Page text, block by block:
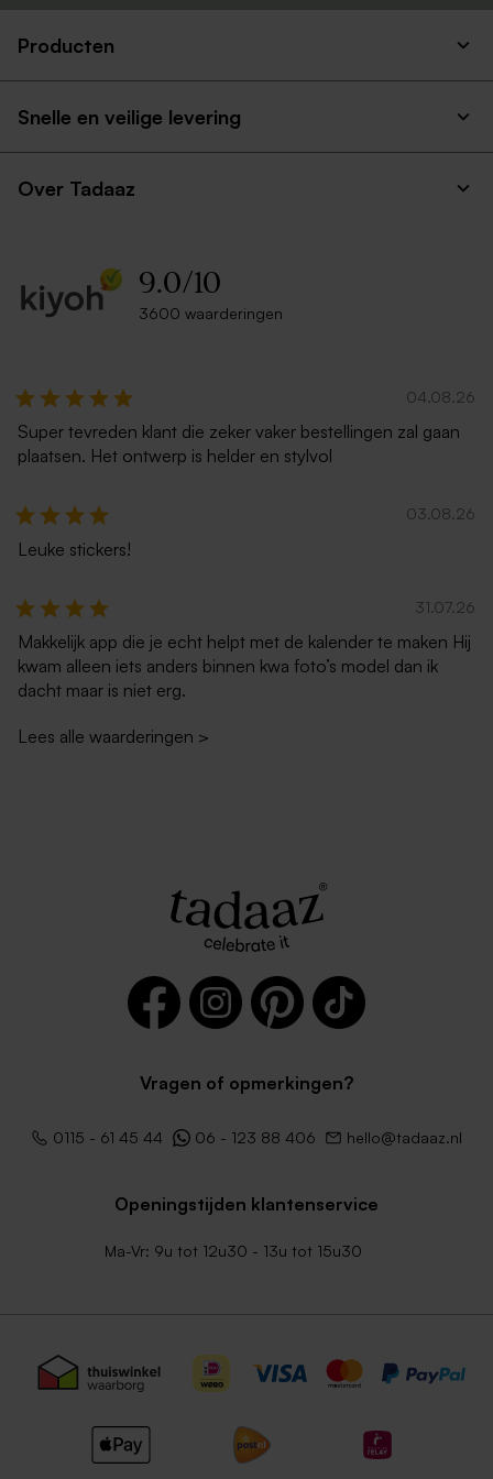
gerecycleerd papier
puntklep
Rode envelop met puntklep
geboortekaartjes
met puntklep
Lila envelop
Envelop metallic goud met
Producten
Snelle en veilige levering
Over Tadaaz
9.0/10
3600 waarderingen
04.08.26
Super tevreden klant die zeker vaker bestellingen zal gaan
plaatsen. Het ontwerp is helder en stylvol
03.08.26
Leuke stickers!
31.07.26
Makkelijk app die je echt helpt met de kalender te maken Hij
kwam alleen iets anders binnen kwa foto’s model dan ik
dacht maar is niet erg.
Lees alle waarderingen >
Vragen of opmerkingen?
0115 - 61 45 44 06 - 123 88 406 hello@tadaaz.nl
Openingstijden klantenservice
Ma-Vr: 9u tot 12u30 - 13u tot 15u30